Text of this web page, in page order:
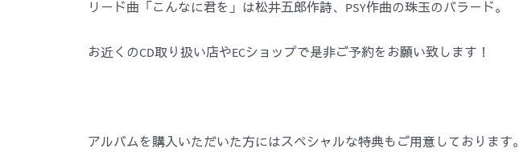
リード曲「こんなに君を」は松井五郎作詩、PSY作曲の珠玉のバラード。
お近くのCD取り扱い店やECショップで是非ご予約をお願い致します！
アルバムを購入いただいた方にはスペシャルな特典もご用意しております。